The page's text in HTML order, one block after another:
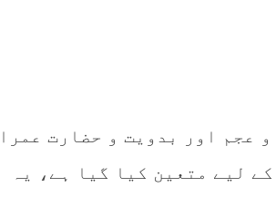
عجم اور بدویت و حضارت
لیے متعین کیا گیا ہے، یہ